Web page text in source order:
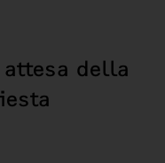
della